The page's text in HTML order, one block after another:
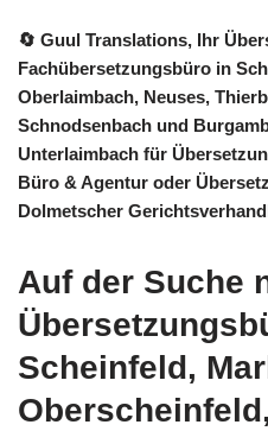
🔄 Guul Translations, Ihr
Fachübersetzungsbüro in
Oberlaimbach, Neuses,
Schnodsenbach und
Unterlaimbach für
Büro & Agentur oder
Dolmetscher
Auf der Suche
Scheinfeld,